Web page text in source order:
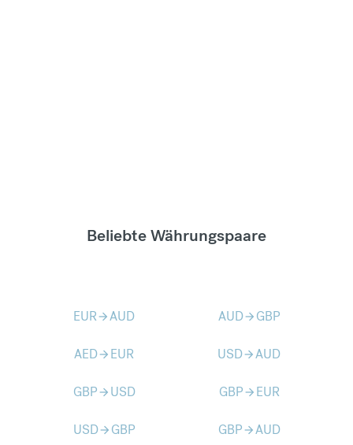
Beliebte Währungspaare
EURarrow_forwardAUD AUDarrow_forward GBP
AEDarrow_forward EUR USDarrow_forwardAUD
GBParrow_forward USD GBParrow_forward EUR
USDarrow_forward GBP GBParrow_forwardAUD